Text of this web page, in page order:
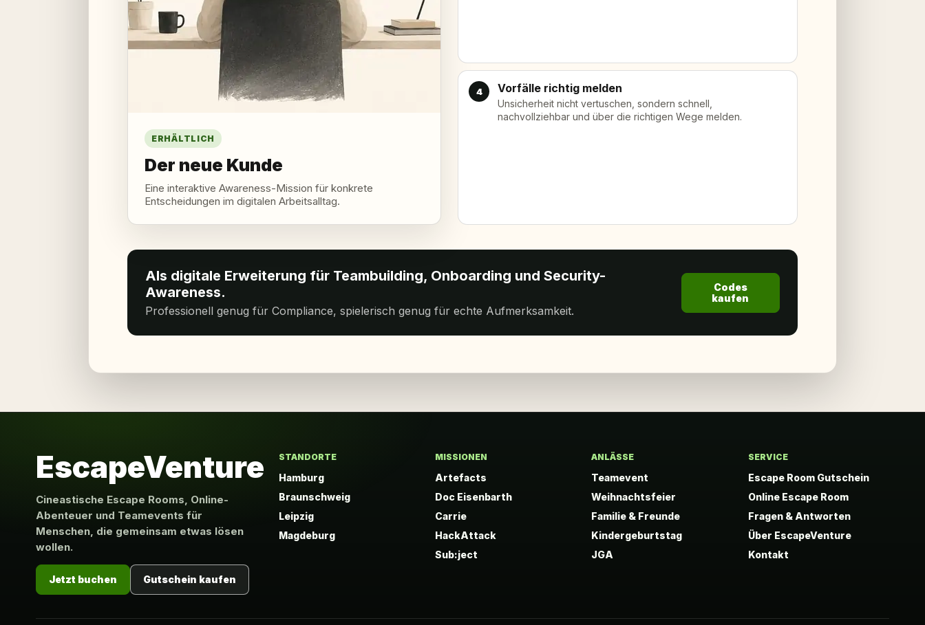
ERHÄLTLICH
Der neue Kunde
Eine interaktive Awareness-Mission für konkrete
Entscheidungen im digitalen Arbeitsalltag.
4 Vorfälle richtig melden
Unsicherheit nicht vertuschen, sondern schnell,
nachvollziehbar und über die richtigen Wege melden.
Als digitale Erweiterung für Teambuilding, Onboarding und Security-
Awareness.
Professionell genug für Compliance, spielerisch genug für echte Aufmerksamkeit.
Codes
kaufen
EscapeVenture
Cineastische Escape Rooms, Online-
Abenteuer und Teamevents für
Menschen, die gemeinsam etwas lösen
wollen.
Jetzt buchen Gutschein kaufen
STANDORTE
Hamburg
Braunschweig
Leipzig
Magdeburg
MISSIONEN
Artefacts
Doc Eisenbarth
Carrie
HackAttack
Sub:ject
ANLÄSSE
Teamevent
Weihnachtsfeier
Familie & Freunde
Kindergeburtstag
JGA
SERVICE
Escape Room Gutschein
Online Escape Room
Fragen & Antworten
Über EscapeVenture
Kontakt